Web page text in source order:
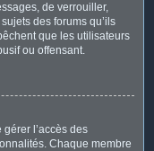
de verrouiller,
des forums qu’ils
que les utilisateurs
ou offensant.
l’accès des
Chaque membre